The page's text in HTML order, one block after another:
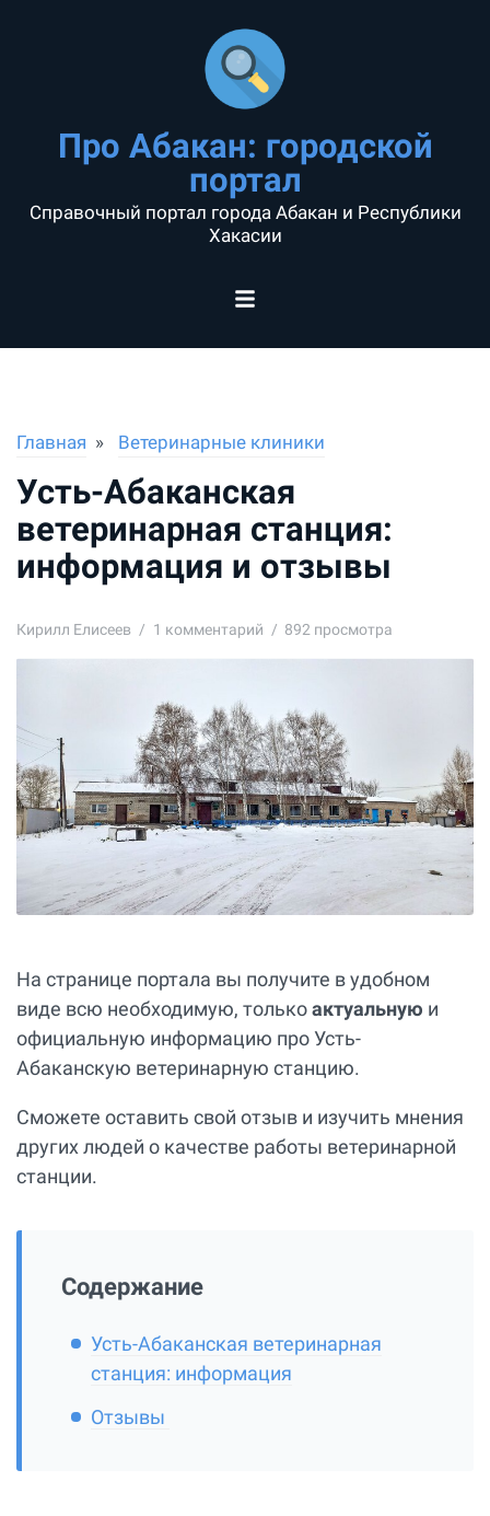
Про Абакан: городской
портал
Справочный портал города Абакан и Республики
Хакасии
Главная Ветеринарные клиники
Усть-Абаканская
ветеринарная станция:
информация и отзывы
Кирилл Елисеев 1 комментарий 892 просмотра
На странице портала вы получите в удобном
виде всю необходимую, толькоактуальную и
официальную информацию про Усть-
Абаканскую ветеринарную станцию.
Сможете оставить свой отзыв и изучить мнения
других людей о качестве работы ветеринарной
станции.
Содержание
Усть-Абаканская ветеринарная
станция: информация
Отзывы